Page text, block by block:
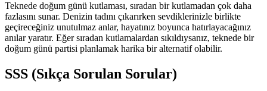
Teknede doğum günü kutlaması, sıradan bir kutlamadan çok daha
fazlasını sunar. Denizin tadını çıkarırken sevdiklerinizle birlikte
geçireceğiniz unutulmaz anlar, hayatınız boyunca hatırlayacağınız
anılar yaratır. Eğer sıradan kutlamalardan sıkıldıysanız, teknede bir
doğum günü partisi planlamak harika bir alternatif olabilir.
SSS (Sıkça Sorulan Sorular)